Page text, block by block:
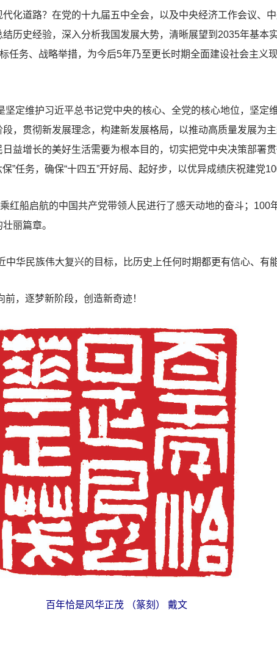
道路？在党的十九届五中全会，以及中央经济工作会议、
历史经验，深入分析我国发展大势，清晰展望到2035年基本
任务、战略举措，为今后5年乃至更长时期全面建设社会主义
维护习近平总书记党中央的核心、全党的核心地位，坚定维
，贯彻新发展理念，构建新发展格局，以推动高质量发展为
益增长的美好生活需要为根本目的，切实把党中央决策部署
”任务，确保“十四五”开好局、起好步，以优异成绩庆祝建党
船启航的中国共产党带领人民进行了感天动地的奋斗；100
丽篇章。
华民族伟大复兴的目标，比历史上任何时期都更有信心、有
，逐梦新阶段，创造新奇迹！
百年恰是风华正茂 （篆刻） 戴文